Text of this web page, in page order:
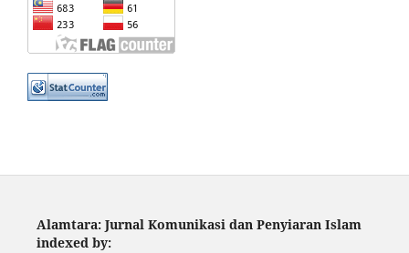
Alamtara: Jurnal Komunikasi dan Penyiaran Islam
indexed by: